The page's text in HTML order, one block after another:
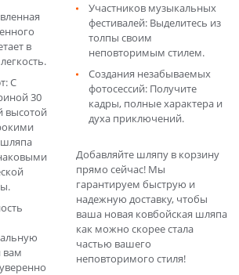
в
С
30
высотой
шляпа
вам
Участников музыкальных
фестивалей: Выделитесь из
толпы своим
неповторимым стилем.
Создания незабываемых
фотосессий: Получите
кадры, полные характера и
духа приключений.
Добавляйте шляпу в корзину
прямо сейчас! Мы
гарантируем быструю и
надежную доставку, чтобы
ваша новая ковбойская шляпа
как можно скорее стала
частью вашего
неповторимого стиля!